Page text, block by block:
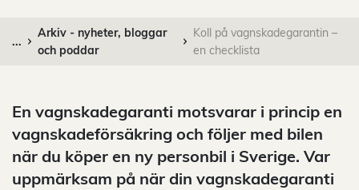
...
Arkiv - nyheter, bloggar
och poddar
Koll på vagnskadegarantin –
en checklista
En vagnskadegaranti motsvarar i princip en
vagnskadeförsäkring och följer med bilen
när du köper en ny personbil i Sverige. Var
uppmärksam på när din vagnskadegaranti